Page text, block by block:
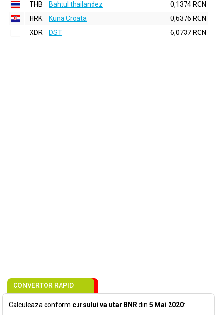
THB
Bahtul thailandez
0,1374 RON
HRK
Kuna Croata
0,6376 RON
XDR
DST 6,0737 RON
CONVERTOR RAPID
Calculeaza conform cursului valutar BNR din 5 Mai 2020: